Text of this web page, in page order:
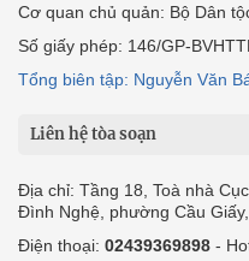
Cơ quan chủ quản: Bộ Dân
Số giấy phép: 146/GP-
Tổng biên tập: Nguyễn Văn
Liên hệ tòa soạn
Địa chỉ: Tầng 18, Toà nhà
Đình Nghệ, phường Cầu Giấy,
Điện thoại: 02439369898 -